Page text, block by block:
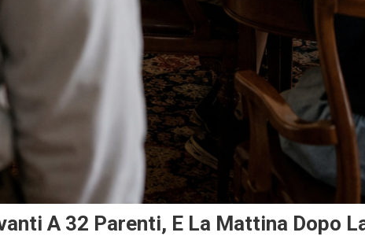
A 32 Parenti, E La Mattina Dopo